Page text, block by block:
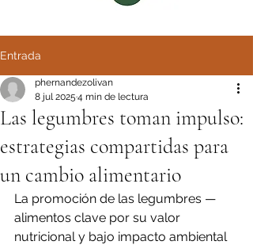
Entrada
Las legumbres toman impulso:
estrategias compartidas para
un cambio alimentario
phernandezolivan
8 jul 2025 4 min de lectura
La promoción de las legumbres —
alimentos clave por su valor
nutricional y bajo impacto ambiental